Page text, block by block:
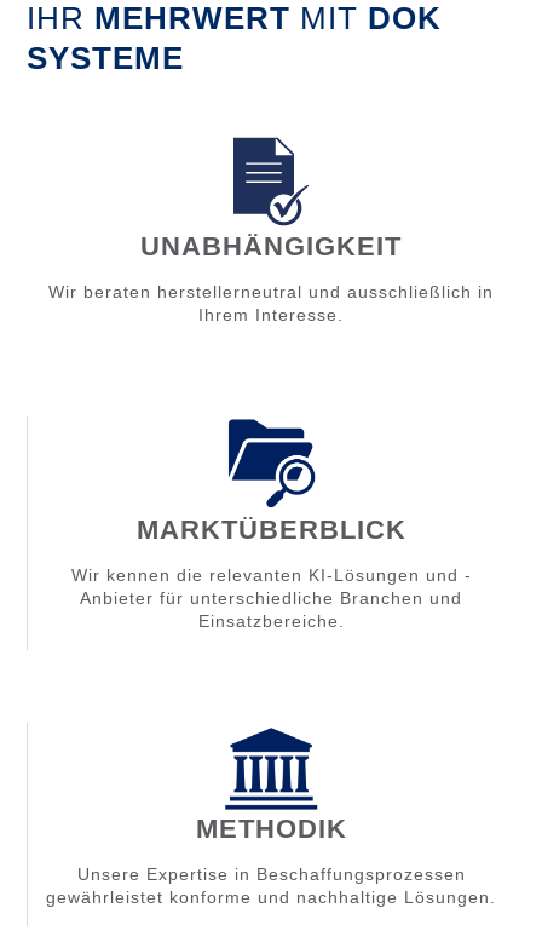
IHR MEHRWERT MIT DOK
SYSTEME
UNABHÄNGIGKEIT
Wir beraten herstellerneutral und ausschließlich in
Ihrem Interesse.
MARKTÜBERBLICK
Wir kennen die relevanten KI-Lösungen und -
Anbieter für unterschiedliche Branchen und
Einsatzbereiche.
METHODIK
Unsere Expertise in Beschaffungsprozessen
gewährleistet konforme und nachhaltige Lösungen.